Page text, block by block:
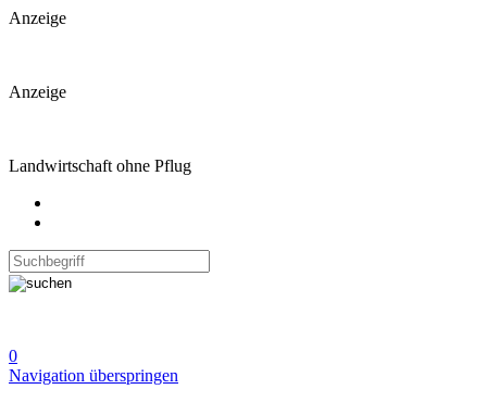
Anzeige
Anzeige
Landwirtschaft ohne Pflug
0
Navigation überspringen